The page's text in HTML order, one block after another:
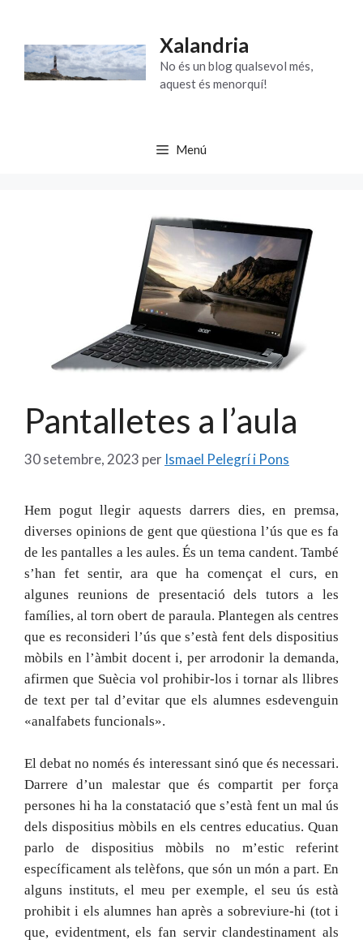
contingut
Xalandria
No és un blog qualsevol més,
aquest és menorquí!
Menú
Pantalletes a l’aula
30 setembre, 2023 per Ismael Pelegrí i Pons
Hem pogut llegir aquests darrers dies, en premsa,
diverses opinions de gent que qüestiona l’ús que es fa
de les pantalles a les aules. És un tema candent. També
s’han fet sentir, ara que ha començat el curs, en
algunes reunions de presentació dels tutors a les
famílies, al torn obert de paraula. Plantegen als centres
que es reconsideri l’ús que s’està fent dels dispositius
mòbils en l’àmbit docent i, per arrodonir la demanda,
afirmen que Suècia vol prohibir-los i tornar als llibres
de text per tal d’evitar que els alumnes esdevenguin
«analfabets funcionals».
El debat no només és interessant sinó que és necessari.
Darrere d’un malestar que és compartit per força
persones hi ha la constatació que s’està fent un mal ús
dels dispositius mòbils en els centres educatius. Quan
parlo de dispositius mòbils no m’estic referint
específicament als telèfons, que són un món a part. En
alguns instituts, el meu per exemple, el seu ús està
prohibit i els alumnes han après a sobreviure-hi (tot i
que, evidentment, els fan servir clandestinament als